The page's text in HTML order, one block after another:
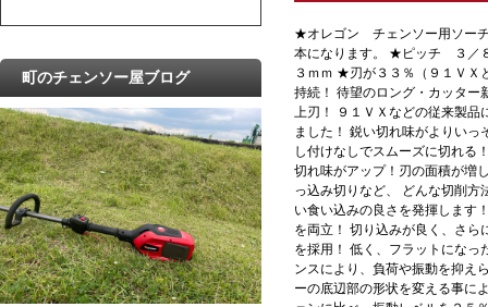
★オレゴン チェンソー用ソー
本になります。 ★ピッチ
３ｍｍ ★刃が３３％（９１ＶＸ
持続！ 待望のロング・カッタ
上刃！ ９１ＶＸなどの従来製品
ました！ 鋭い切れ味がよりい
し付けなしでスムーズに切れる
切れ味がアップ！刃の面積が増
っ込み切りなど、 どんな切削方
い食い込みの良さを発揮します
を両立！ 切り込みが良く、さ
を採用！ 低く、フラットになっ
ンスにより、負荷や振動を抑え
ーの底辺部の形状を変える事に
町のチェンソー屋ブログ